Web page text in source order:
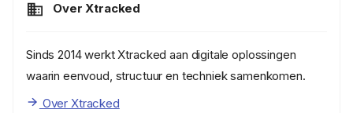
Over Xtracked
Sinds 2014 werkt Xtracked aan digitale oplossingen
waarin eenvoud, structuur en techniek samenkomen.
Over Xtracked